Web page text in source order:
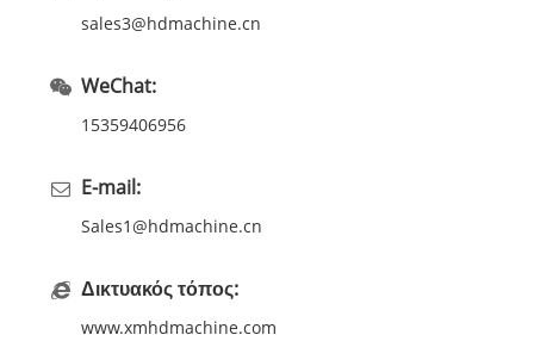
sales3@hdmachine.cn
WeChat:
15359406956
E-mail:
Sales1@hdmachine.cn
Δικτυακός τόπος:
www.xmhdmachine.com